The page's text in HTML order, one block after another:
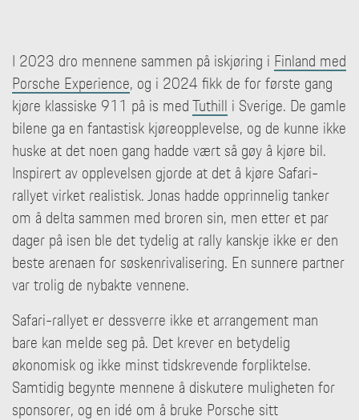
I 2023 dro mennene sammen på iskjøring i Finland med
Porsche Experience, og i 2024 fikk de for første gang
kjøre klassiske 911 på is medTuthill i Sverige. De gamle
bilene ga en fantastisk kjøreopplevelse, og de kunne ikke
huske at det noen gang hadde vært så gøy å kjøre bil.
Inspirert av opplevelsen gjorde at det å kjøre Safari-
rallyet virket realistisk. Jonas hadde opprinnelig tanker
om å delta sammen med broren sin, men etter et par
dager på isen ble det tydelig at rally kanskje ikke er den
beste arenaen for søskenrivalisering. En sunnere partner
var trolig de nybakte vennene.
Safari-rallyet er dessverre ikke et arrangement man
bare kan melde seg på. Det krever en betydelig
økonomisk og ikke minst tidskrevende forpliktelse.
Samtidig begynte mennene å diskutere muligheten for
sponsorer, og en idé om å bruke Porsche sitt